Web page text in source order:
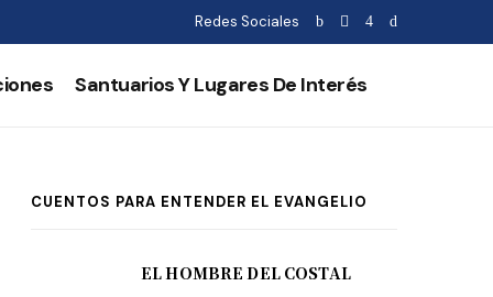
Redes Sociales
Santuarios Y Lugares De Interés
CUENTOS PARA ENTENDER EL EVANGELIO
EL HOMBRE DEL COSTAL